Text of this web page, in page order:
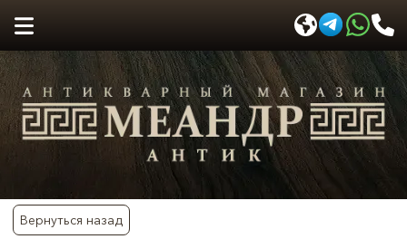
Вернуться назад